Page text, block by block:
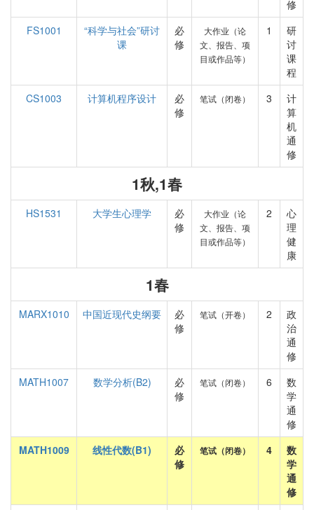
修
FS1001
“科学与社会”研讨
课
必
修
大作业（论
文、报告、项
目或作品等）
1
研
讨
课
程
CS1003
计算机程序设计
必
修
笔试（闭卷） 3
计
算
机
通
修
1秋,1春
HS1531 大学生心理学
必
修
大作业（论
文、报告、项
目或作品等）
2
心
理
健
康
1春
MARX1010 中国近现代史纲要
必
修
笔试（开卷） 2
政
治
通
修
MATH1007
数学分析(B2)
必
修
笔试（闭卷） 6
数
学
通
修
MATH1009
线性代数(B1)
必
修
笔试（闭卷） 4
数
学
通
修